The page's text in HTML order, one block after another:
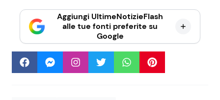
Aggiungi UltimeNotizieFlash
alle tue fonti preferite su
Google